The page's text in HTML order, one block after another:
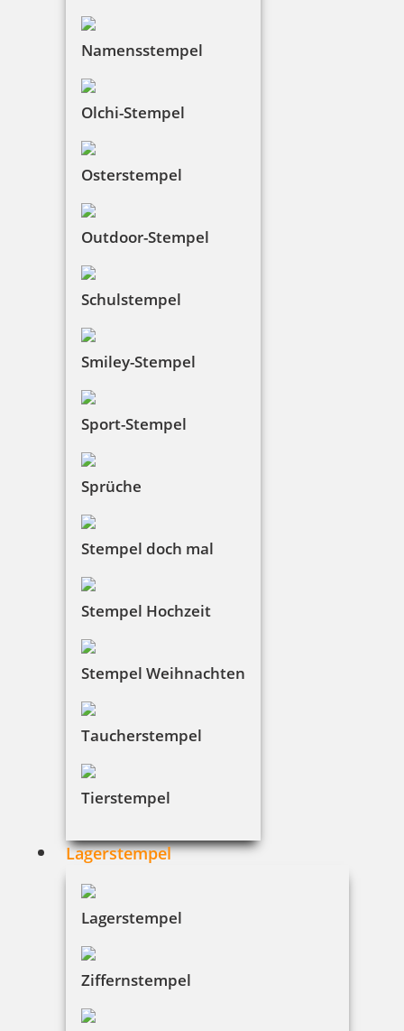
Namensstempel
Olchi-Stempel
Osterstempel
Outdoor-Stempel
Schulstempel
Smiley-Stempel
Sport-Stempel
Sprüche
Stempel doch mal
Stempel Hochzeit
Stempel Weihnachten
Taucherstempel
Tierstempel
Lagerstempel
Lagerstempel
Ziffernstempel